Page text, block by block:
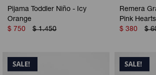
Pijama Toddler Niño - Icy
Orange
$ 750 $ 1.450
Remera
Pink
$ 380 $